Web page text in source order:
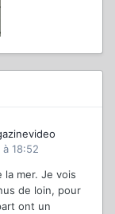
18:52
la mer. Je vois
de loin, pour
ont un